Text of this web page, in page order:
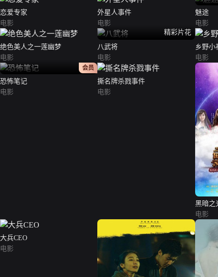
恋爱专家
电影
外星人事件
电影
魅途
电影
绝色美人之一莲幽梦
电影
精彩片花
八武将
电影
乡野小
电影
正片
会员
恐怖笔记
电影
撕名牌杀戮事件
电影
黑暗之
电影
大兵CEO
电影